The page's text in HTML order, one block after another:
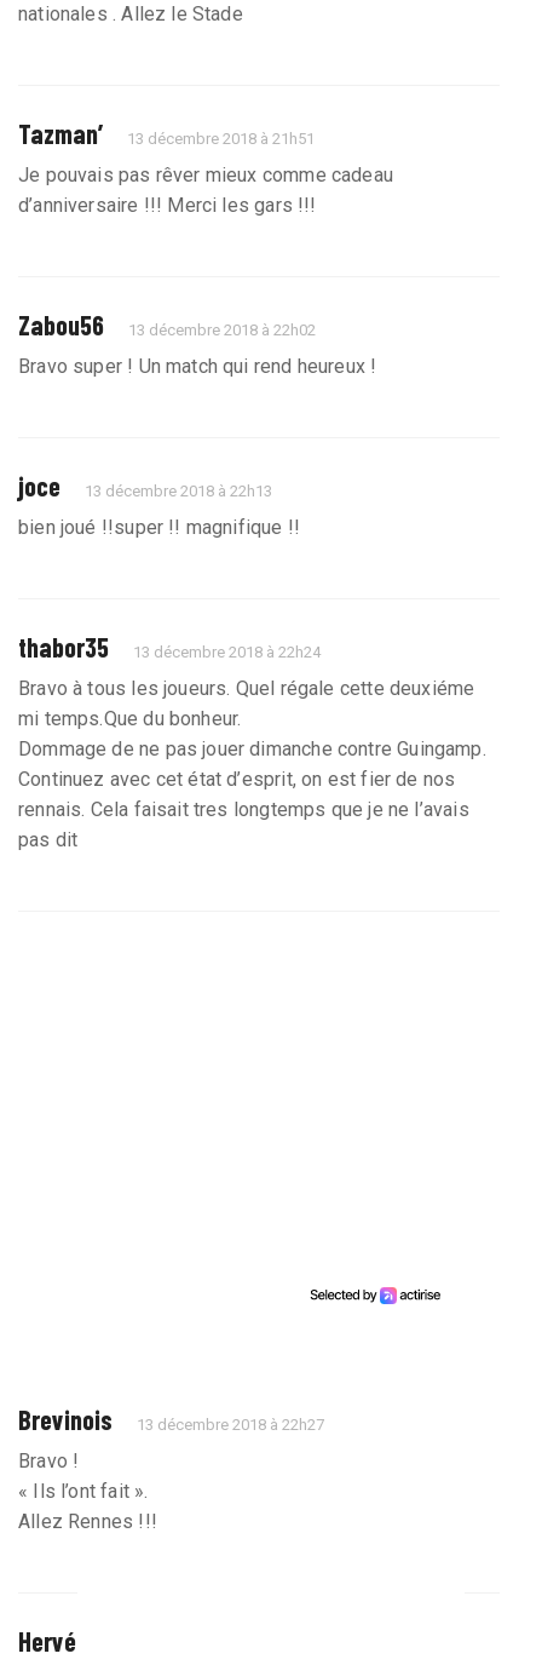
nationales . Allez le Stade
Tazman’ 13 décembre 2018 à 21h51
Je pouvais pas rêver mieux comme cadeau
d’anniversaire !!! Merci les gars !!!
Zabou56 13 décembre 2018 à 22h02
Bravo super ! Un match qui rend heureux !
joce 13 décembre 2018 à 22h13
bien joué !!super !! magnifique !!
thabor35 13 décembre 2018 à 22h24
Bravo à tous les joueurs. Quel régale cette deuxiéme
mi temps.Que du bonheur.
Dommage de ne pas jouer dimanche contre Guingamp.
Continuez avec cet état d’esprit, on est fier de nos
rennais. Cela faisait tres longtemps que je ne l’avais
pas dit
Brevinois 13 décembre 2018 à 22h27
Bravo !
« Ils l’ont fait ».
Allez Rennes !!!
Hervé